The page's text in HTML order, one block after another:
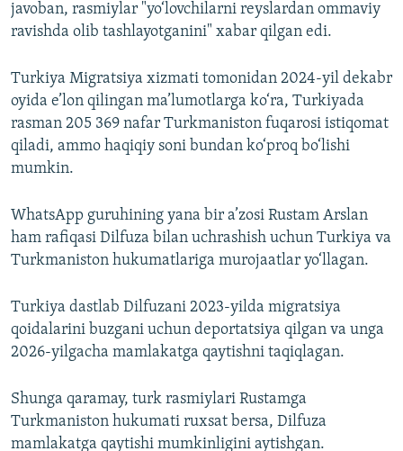
javoban, rasmiylar "yo‘lovchilarni reyslardan ommaviy
ravishda olib tashlayotganini" xabar qilgan edi.
Turkiya Migratsiya xizmati tomonidan 2024-yil dekabr
oyida e’lon qilingan ma’lumotlarga ko‘ra, Turkiyada
rasman 205 369 nafar Turkmaniston fuqarosi istiqomat
qiladi, ammo haqiqiy soni bundan ko‘proq bo‘lishi
mumkin.
WhatsApp guruhining yana bir a’zosi Rustam Arslan
ham rafiqasi Dilfuza bilan uchrashish uchun Turkiya va
Turkmaniston hukumatlariga murojaatlar yo‘llagan.
Turkiya dastlab Dilfuzani 2023-yilda migratsiya
qoidalarini buzgani uchun deportatsiya qilgan va unga
2026-yilgacha mamlakatga qaytishni taqiqlagan.
Shunga qaramay, turk rasmiylari Rustamga
Turkmaniston hukumati ruxsat bersa, Dilfuza
mamlakatga qaytishi mumkinligini aytishgan.